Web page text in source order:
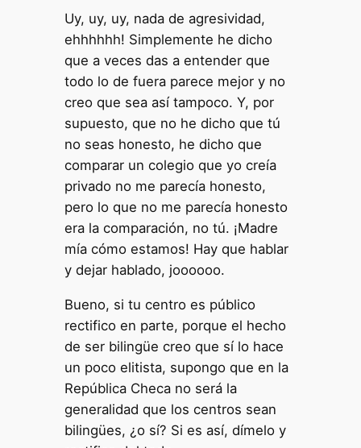
Uy, uy, uy, nada de agresividad,
ehhhhhh! Simplemente he dicho
que a veces das a entender que
todo lo de fuera parece mejor y no
creo que sea así tampoco. Y, por
supuesto, que no he dicho que tú
no seas honesto, he dicho que
comparar un colegio que yo creía
privado no me parecía honesto,
pero lo que no me parecía honesto
era la comparación, no tú. ¡Madre
mía cómo estamos! Hay que hablar
y dejar hablado, joooooo.
Bueno, si tu centro es público
rectifico en parte, porque el hecho
de ser bilingüe creo que sí lo hace
un poco elitista, supongo que en la
República Checa no será la
generalidad que los centros sean
bilingües, ¿o sí? Si es así, dímelo y